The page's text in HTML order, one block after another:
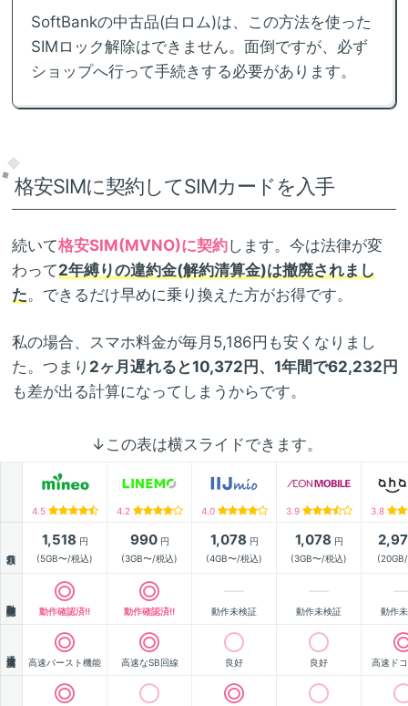
SoftBankの中古品(白ロム)は、この方法を使った
SIMロック解除はできません。面倒ですが、必ず
ショップへ行って手続きする必要があります。
格安SIMに契約してSIMカードを入手
続いて格安SIM(MVNO)に契約します。今は法律が変
わって2年縛りの違約金(解約清算金)は撤廃されまし
た。できるだけ早めに乗り換えた方がお得です。
私の場合、スマホ料金が毎月5,186円も安くなりまし
た。つまり 2ヶ月遅れると10,372円、1年間で62,232円
も差が出る計算になってしまうからです。
↓この表は横スライドできます。
4.5 4.2 4.0 3.9 3.8
1,518 円
(5GB〜/税込)
990円
(3GB〜/税込)
1,078 円
(4GB〜/税込)
1,078 円
(3GB〜/税込)
動作確認済!! 動作確認済!! 動作未検証 動作未検証 動作
高速バースト機能 高速なSB回線 良好 良好 高速ド